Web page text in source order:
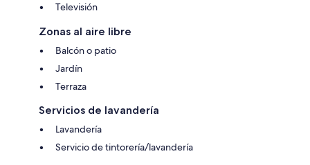
Televisión
Zonas al aire libre
Balcón o patio
Jardín
Terraza
Servicios de lavandería
Lavandería
Servicio de tintorería/lavandería